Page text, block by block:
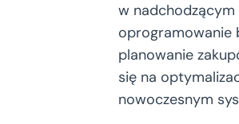
w nadchodzącym
oprogramowanie
planowanie
się na
nowoczesnym